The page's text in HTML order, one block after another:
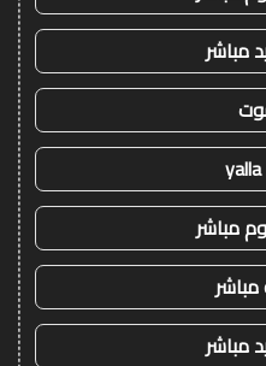
مباشر
مباشر
مباشر
مباشر